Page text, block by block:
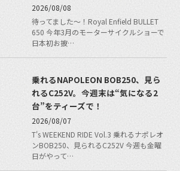
2026/08/08
待ってました〜！Royal Enfield BULLET
650 今年3月のモーターサイクルショーで
日本初お披…
乗れるNAPOLEON BOB250、見ら
れるC252V。今週末は“気になる2
台”をティーズで！
2026/08/07
T's WEEKEND RIDE Vol.3 乗れるナポレオ
ンBOB250、見られるC252V 今週も金曜
日がやって…